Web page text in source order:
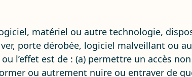
matériel ou autre technologie,
porte dérobée, logiciel malveillant ou
l’effet est de : (a) permettre un accès
ou autrement nuire ou entraver de